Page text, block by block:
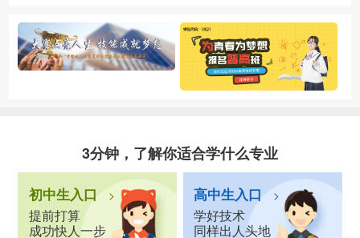
3分钟，了解你适合学什么专业
初中生入口 >
提前打算
成功快人一步
高中生入口 >
学好技术
同样出人头地